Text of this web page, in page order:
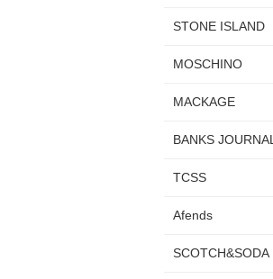
STONE ISLAND
MOSCHINO
MACKAGE
BANKS JOURNAL
TCSS
Afends
SCOTCH&SODA